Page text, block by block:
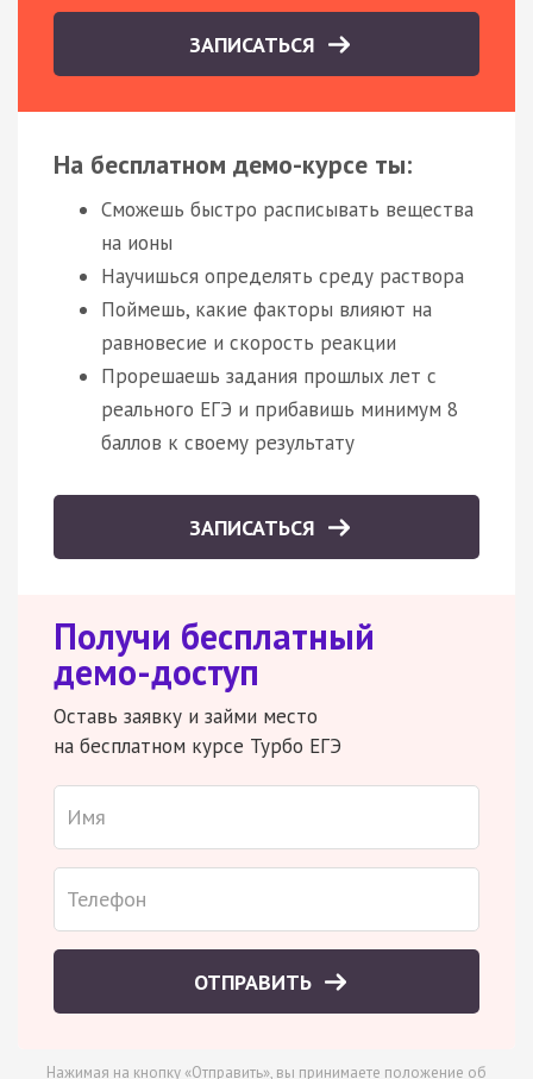
ЗАПИСАТЬСЯ
На бесплатном демо-курсе ты:
Сможешь быстро расписывать вещества
на ионы
Научишься определять среду раствора
Поймешь, какие факторы влияют на
равновесие и скорость реакции
Прорешаешь задания прошлых лет с
реального ЕГЭ и прибавишь минимум 8
баллов к своему результату
ЗАПИСАТЬСЯ
Получи бесплатный
демо-доступ
Оставь заявку и займи место
на бесплатном курсе Турбо ЕГЭ
ОТПРАВИТЬ
Нажимая на кнопку «Отправить», вы принимаете положение об